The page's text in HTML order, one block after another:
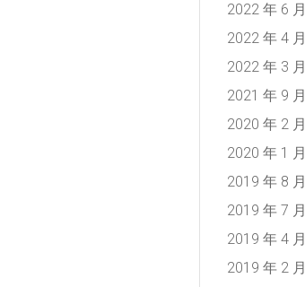
2022 年 6 月
2022 年 4 月
2022 年 3 月
2021 年 9 月
2020 年 2 月
2020 年 1 月
2019 年 8 月
2019 年 7 月
2019 年 4 月
2019 年 2 月